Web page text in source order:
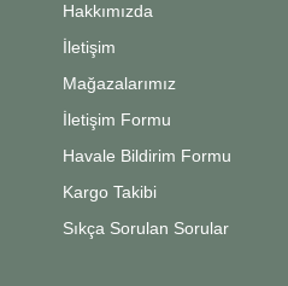
Hakkımızda
İletişim
Mağazalarımız
İletişim Formu
Havale Bildirim Formu
Kargo Takibi
Sıkça Sorulan Sorular